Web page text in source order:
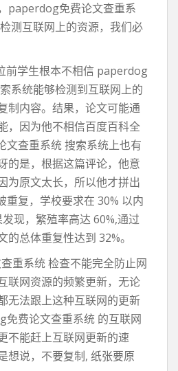
paperdog免费论文查重系
测互联网上的资源，我们必
前学生根本不相信 paperdog
系统能够检测到互联网上的
制内容。结果，论文可能通
，因为他不相信百度百科全
查重系统 搜索系统上也有
的是，根据这篇评论，他意
为原文太长，所以他才拼出
重复，学校要求在 30% 以内
现，繁殖率高达 60%,通过
总体重复性达到 32%。
重系统 检查不能完全防止网
联网资源的频繁更新，无论
无法跟上这种互联网的更新
费论文查重系统 的互联网
不能赶上互联网更新的速
想说，不要复制, 纸张要原